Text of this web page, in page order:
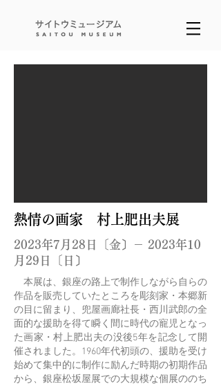
熱情の画家 ​村上肥出夫展
2023年7月28日〔金〕－ 2023年10
月29日〔日〕
本展は、銀座の路上で制作しながら自らの
作品を販売していたところを彫刻家・本郷新
の目に留まり、兜屋画廊社長・西川武郎の全
面的な援助を得て瞬く間に時代の寵児となっ
た画家・村上肥出夫の没後5年を記念して開
催されました。1960年代初頭の、援助を受け
始めて集中的に制作に励んだ時期の初期作品
から、銀座松坂屋展での大規模な個展ののち